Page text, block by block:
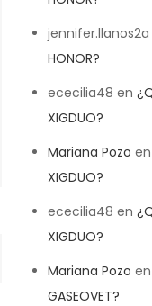
jennifer.llanos2a
HONOR?
ececilia48 en
XIGDUO?
Mariana Pozo en
XIGDUO?
ececilia48 en
XIGDUO?
Mariana Pozo en
GASEOVET?